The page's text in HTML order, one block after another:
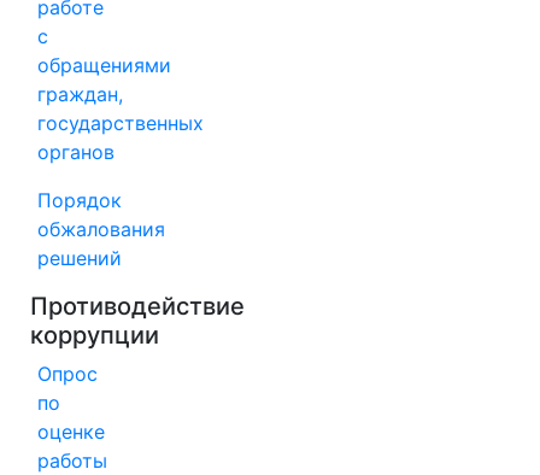
работе
с
обращениями
граждан,
государственных
органов
Порядок
обжалования
решений
Противодействие
коррупции
Опрос
по
оценке
работы